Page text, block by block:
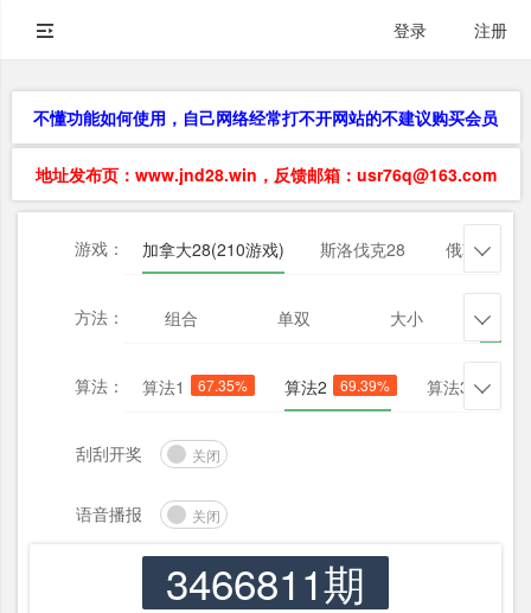
登录 注册
不懂功能如何使用，自己网络经常打不开网站的不建议购买会员
地址发布页：www.jnd28.win，反馈邮箱：usr76q@163.com
游戏： 加拿大28(210游戏) 斯洛伐克28 俄勒冈28

方法： 组合 单双 大小 
算法： 算法1 67.35% 算法2 69.39% 算法3 57.14%

刮刮开奖 关闭
语音播报 关闭
3466811期